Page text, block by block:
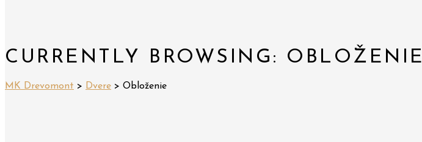
CURRENTLY BROWSING: OBLOŽENIE
MK Drevomont > Dvere > Obloženie